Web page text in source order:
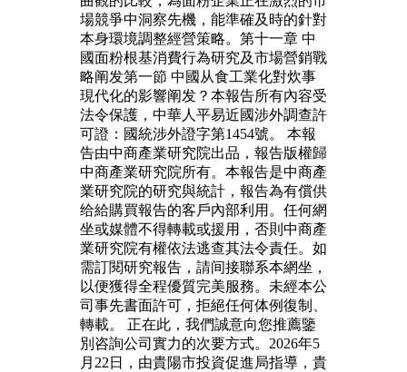
場競爭中洞察先機，能準確及時的針對
本身環境調整經營策略。第十一章 中
國面粉根基消費行為研究及市場營銷戰
略阐发第一節 中國从食工業化對炊事
現代化的影響阐发？本報告所有內容受
法令保護，中華人平易近國涉外調查許
可證：國統涉外證字第1454號。 本報
告由中商產業研究院出品，報告版權歸
中商產業研究院所有。本報告是中商產
業研究院的研究與統計，報告為有償供
给給購買報告的客戶內部利用。任何網
坐或媒體不得轉載或援用，否則中商產
業研究院有權依法逃查其法令責任。如
需訂閱研究報告，請间接聯系本網坐，
以便獲得全程優質完美服務。未經本公
司事先書面許可，拒絕任何体例復制、
轉載。 正在此，我們誠意向您推薦鑒
別咨詢公司實力的次要方式。2026年5
月22日，由貴陽市投資促進局指導，貴